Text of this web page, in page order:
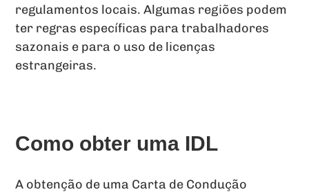
regulamentos locais. Algumas regiões podem
ter regras específicas para trabalhadores
sazonais e para o uso de licenças
estrangeiras.
Como obter uma IDL
A obtenção de uma Carta de Condução